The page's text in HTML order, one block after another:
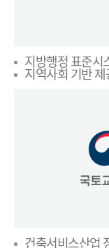
지방행정 표준시
지역사회 기반 제
건축서비스산업